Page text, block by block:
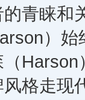
青睐和
）始
Harson
格走现